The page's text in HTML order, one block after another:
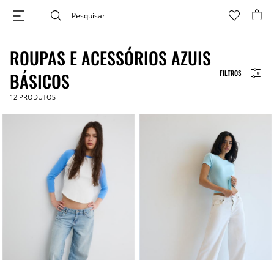
FILTROS
ROUPAS E ACESSÓRIOS AZUIS
BÁSICOS
12 PRODUTOS